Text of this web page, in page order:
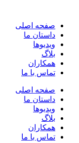
محتوا
صفحه اصلی
داستان ما
ویدیوها
بلاگ
همکاران
تماس با ما
صفحه اصلی
داستان ما
ویدیوها
بلاگ
همکاران
تماس با ما